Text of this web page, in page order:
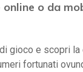
online o da
gioco e scopri la
fortunati